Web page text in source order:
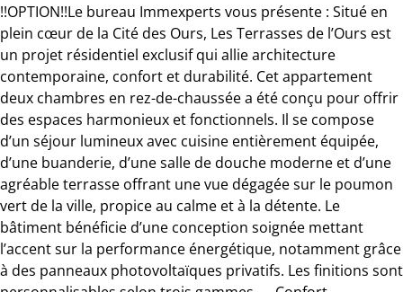
!!OPTION!!Le bureau Immexperts vous présente : Situé en
plein cœur de la Cité des Ours, Les Terrasses de l’Ours est
un projet résidentiel exclusif qui allie architecture
contemporaine, confort et durabilité. Cet appartement
deux chambres en rez-de-chaussée a été conçu pour offrir
des espaces harmonieux et fonctionnels. Il se compose
d’un séjour lumineux avec cuisine entièrement équipée,
d’une buanderie, d’une salle de douche moderne et d’une
agréable terrasse offrant une vue dégagée sur le poumon
vert de la ville, propice au calme et à la détente. Le
bâtiment bénéficie d’une conception soignée mettant
l’accent sur la performance énergétique, notamment grâce
à des panneaux photovoltaïques privatifs. Les finitions sont